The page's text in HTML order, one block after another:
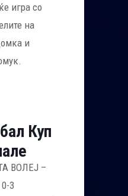
игра со
на
и
Куп
ВОЛЕЈ –
3